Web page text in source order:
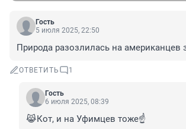
Гость
5 июля 2025, 22:50
Природа разозлилась на американцев
ОТВЕТИТЬ 1
Гость
6 июля 2025, 08:39
😹Кот, и на Уфимцев тоже☝️